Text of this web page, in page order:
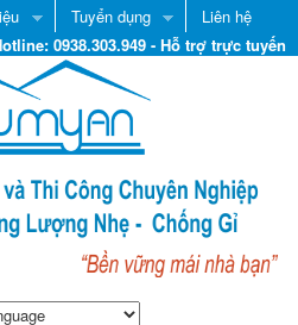
Tuyển dụng
Liên hệ
0938.303.949 - Hỗ trợ trực tuyến